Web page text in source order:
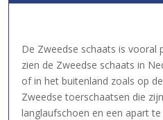
De Zweedse schaats is vooral
zien de Zweedse schaats in
of in het buitenland zoals op
Zweedse toerschaatsen die
langlaufschoen en een apart